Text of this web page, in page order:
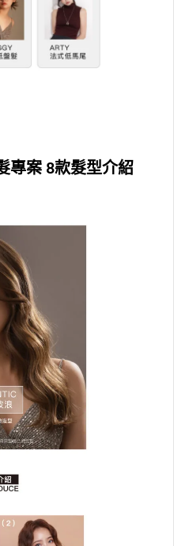
專案 8款髮型介紹